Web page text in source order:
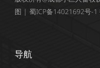
图 | 蜀ICP备14021692号-1
导航